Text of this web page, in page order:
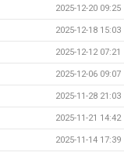
2025-12-20 09:25
2025-12-18 15:03
2025-12-12 07:21
2025-12-06 09:07
2025-11-28 21:03
2025-11-21 14:42
2025-11-14 17:39